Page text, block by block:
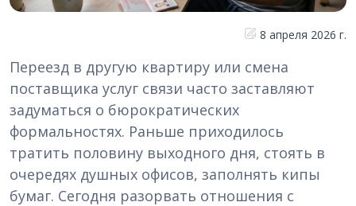
8 апреля 2026 г.
Переезд в другую квартиру или смена
поставщика услуг связи часто заставляют
задуматься о бюрократических
формальностях. Раньше приходилось
тратить половину выходного дня, стоять в
очередях душных офисов, заполнять кипы
бумаг. Сегодня разорвать отношения с